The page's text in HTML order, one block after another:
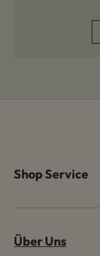
Shop Service
Über Uns